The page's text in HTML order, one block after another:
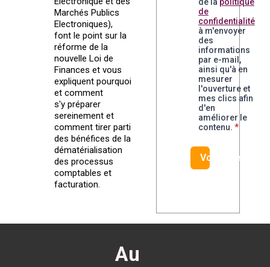
Marchés Publics
Electroniques),
font le point sur la
réforme de la
nouvelle Loi de
Finances et vous
expliquent pourquoi
et comment
s'y préparer
sereinement et
comment tirer parti
des bénéfices de la
dématérialisation
des processus
comptables et
facturation.
de
confidentialité
à m'envoyer
des
informations
par e-mail,
ainsi qu'à en
mesurer
l'ouverture et
mes clics afin
d'en
améliorer le
contenu. *
Voir le replay
Au